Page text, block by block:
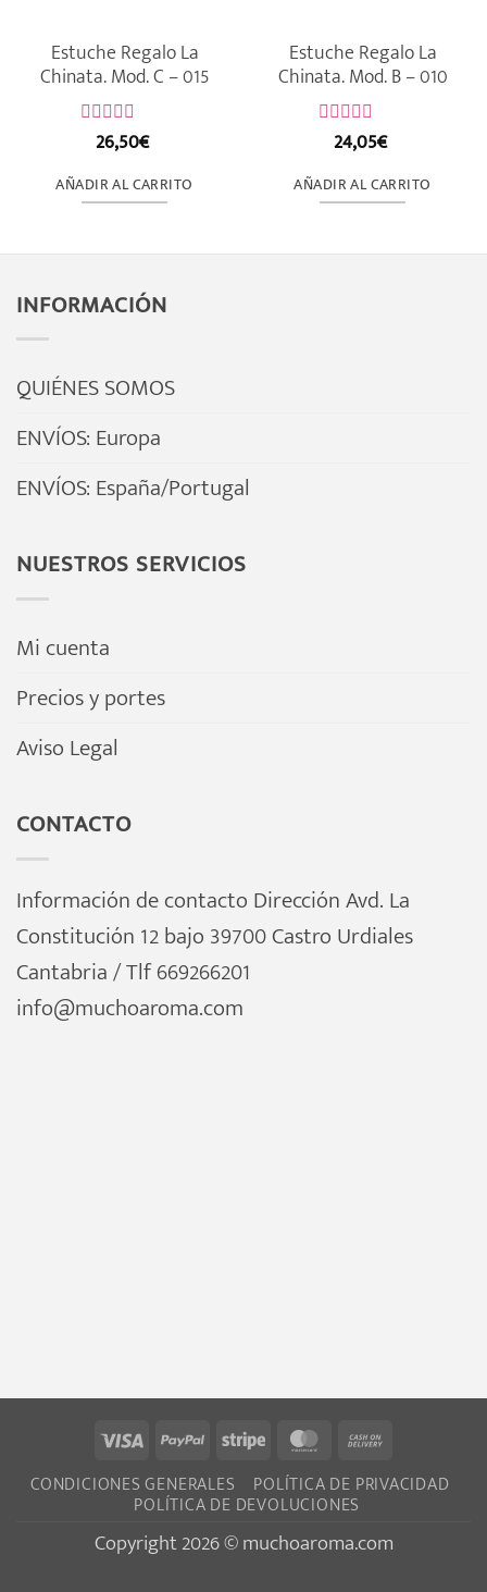
Estuche Regalo La
Chinata. Mod. C – 015
Valorado
de
5
26,50€
AÑADIR AL CARRITO
Estuche Regalo La
Chinata. Mod. B – 010
Valorado
de
5
24,05€
AÑADIR AL CARRITO
INFORMACIÓN
QUIÉNES SOMOS
ENVÍOS: Europa
ENVÍOS: España/Portugal
NUESTROS SERVICIOS
Mi cuenta
Precios y portes
Aviso Legal
CONTACTO
Información de contacto Dirección Avd. La
Constitución 12 bajo 39700 Castro Urdiales
Cantabria / Tlf 669266201
info@muchoaroma.com
Visa PayPalStripe MasterCard
On
Delivery
CONDICIONES GENERALES POLÍTICA DE PRIVACIDAD
POLÍTICA DE DEVOLUCIONES
Copyright 2026 © muchoaroma.com